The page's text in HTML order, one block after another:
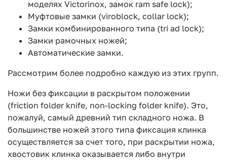
моделях Victorinox, замок ram safe lock);
Муфтовые замки (viroblock, collar lock);
Замки комбинированного типа (tri ad lock);
Замки рамочных ножей;
Автоматические замки.
Рассмотрим более подробно каждую из этих групп.
Ножи без фиксации в раскрытом положении
(friction folder knife, non-locking folder knife). Это,
пожалуй, самый древний тип складного ножа. В
большинстве ножей этого типа фиксация клинка
осуществляется за счет того, при раскрытии ножа,
хвостовик клинка оказывается либо внутри